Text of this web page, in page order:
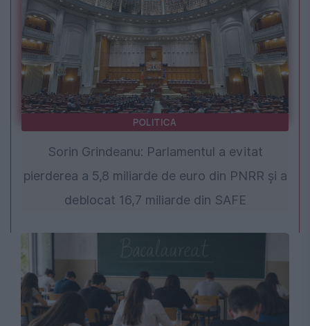
POLITICA
Sorin Grindeanu: Parlamentul a evitat
pierderea a 5,8 miliarde de euro din PNRR și a
deblocat 16,7 miliarde din SAFE